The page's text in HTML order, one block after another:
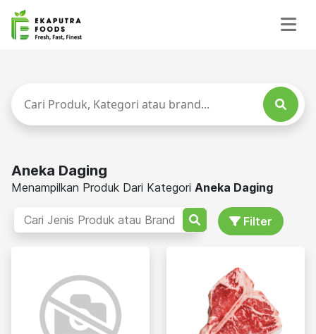
Aneka Daging
Menampilkan Produk Dari Kategori Aneka Daging
Filter